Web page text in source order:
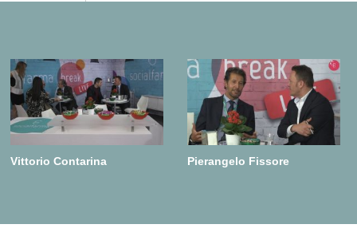
Vittorio Contarina Pierangelo Fissore